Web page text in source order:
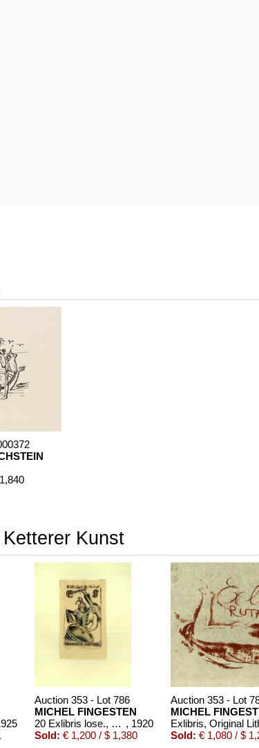
Kunst
Auction 353 - Lot 786
MICHEL FINGESTEN
20 Exlibris lose., 15 Bögen mit 20 montierten Exlibris. , 1920
Sold: € 1,200 / $ 1,380
Auction 353 - Lot
MICHEL
Sold: € 1,080 / $